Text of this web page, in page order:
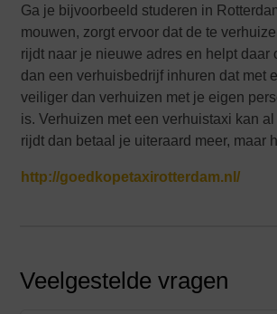
Ga je bijvoorbeeld studeren in
mouwen, zorgt ervoor dat de te
rijdt naar je nieuwe adres en helpt
dan een verhuisbedrijf inhuren dat met
veiliger dan verhuizen met je eigen
is. Verhuizen met een verhuistaxi kan
rijdt dan betaal je uiteraard meer, maar
http://goedkopetaxirotterdam.nl/
Veelgestelde vragen